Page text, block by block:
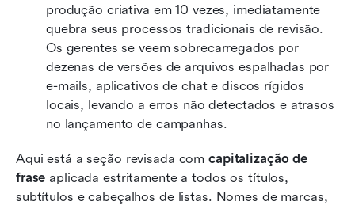
produção criativa em 10 vezes, imediatamente
quebra seus processos tradicionais de revisão.
Os gerentes se veem sobrecarregados por
dezenas de versões de arquivos espalhadas por
e-mails, aplicativos de chat e discos rígidos
locais, levando a erros não detectados e atrasos
no lançamento de campanhas.
Aqui está a seção revisada com capitalização de
frase aplicada estritamente a todos os títulos,
subtítulos e cabeçalhos de listas. Nomes de marcas,